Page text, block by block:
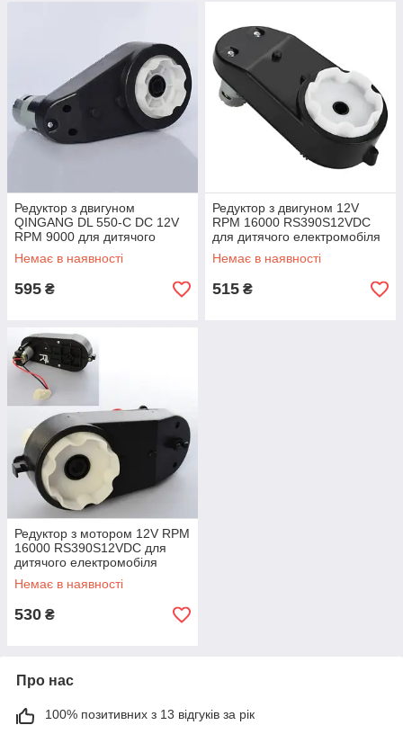
Редуктор з двигуном
QINGANG DL 550-C DC 12V
RPM 9000 для дитячого
електромобіля
Немає в наявності
595 ₴
Редуктор з двигуном 12V
RPM 16000 RS390S12VDC
для дитячого електромобіля
Немає в наявності
515 ₴
Редуктор з мотором 12V RPM
16000 RS390S12VDC для
дитячого електромобіля
Немає в наявності
530 ₴
Про нас
100% позитивних з 13 відгуків за рік